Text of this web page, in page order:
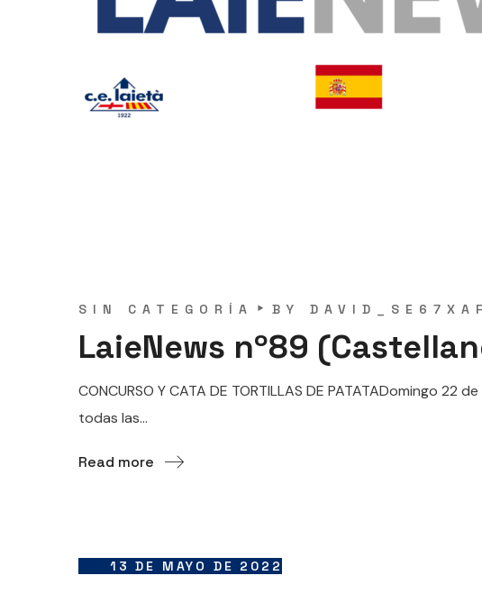
SIN CATEGORÍA BY
LaieNews nº89
CONCURSO Y CATA DE TORTILLAS DE PATATADomingo
todas las...
Read more
13 DE MAYO DE 2022